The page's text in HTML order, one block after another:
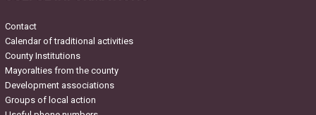
Contact
Calendar of traditional activities
County Institutions
Mayoralties from the county
Development associations
Groups of local action